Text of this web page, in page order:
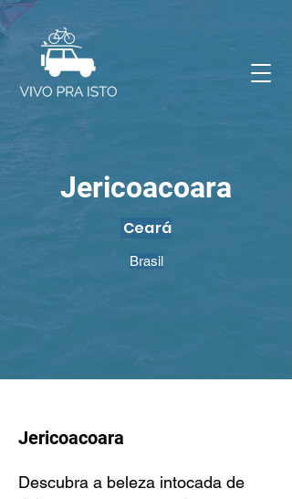
Jericoacoara
Ceará
Brasil
Jericoacoara
Descubra a beleza intocada de